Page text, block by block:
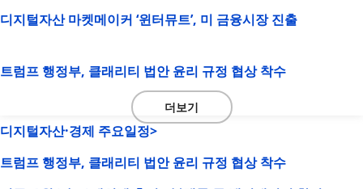
디지털자산 마켓메이커 ‘윈터뮤트’, 미 금융시장 진출
트럼프 행정부, 클래리티 법안 윤리 규정 협상 착수
더보기
디지털자산·경제 주요일정>
트럼프 행정부, 클래리티 법안 윤리 규정 협상 착수